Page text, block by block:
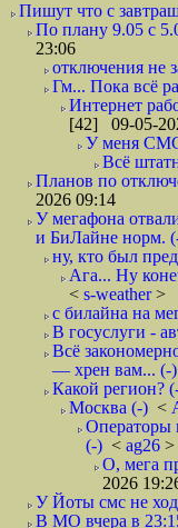
Пишут что с
По плану 9.05 с
23:06
отключения не
Гм... Пока всё
Интернет
[42] 09-05-
У меня СМС
Всё
Планов по
2026 09:14
У мегафона
и БиЛайне норм.
ну, кто был
Ага... Ну
< s-weather>
с билайна на
В госуслуги -
Всё
— хрен вам...
Какой регион?
Москва (-) <
Операторы
(-) < ag26
О, мега
2026
У Йоты смс не
В МО вчера в